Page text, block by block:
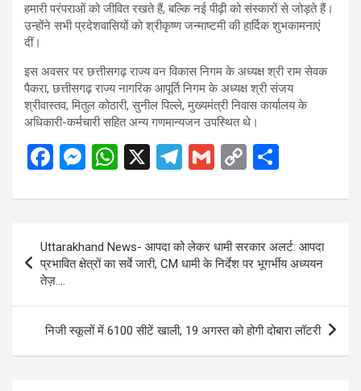
हमारी परंपराओं को जीवित रखते हैं, बल्कि नई पीढ़ी को संस्कारों से जोड़ते हैं।
उन्होंने सभी प्रदेशवासियों को श्रीकृष्ण जन्माष्टमी की हार्दिक शुभकामनाएं
दीं।
इस अवसर पर छत्तीसगढ़ राज्य वन विकास निगम के अध्यक्ष श्री राम सेवक
पैकरा, छत्तीसगढ़ राज्य नागरिक आपूर्ति निगम के अध्यक्ष श्री संजय
श्रीवास्तव, मितुल कोठारी, सुनील पिल्ले, मुख्यमंत्री निवास कार्यालय के
अधिकारी-कर्मचारी सहित अन्य गणमान्यजन उपस्थित थे।
F
ce
o
o
k
M
se
g
W
at
A
p
X
T
e
gr
a
G
ail
C
py
n
ar
e
navigation
Uttarakhand News- आपदा को लेकर धामी सरकार अलर्ट: आपदा
प्रभावित क्षेत्रों का सर्वे जारी, CM धामी के निर्देश पर भूगर्भीय अध्ययन
तेज़….
निजी स्कूलों में 6100 सीटें खाली, 19 अगस्त को होगी दोबारा लॉटरी